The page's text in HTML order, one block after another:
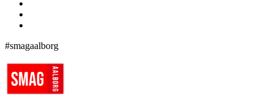
#smagaalborg